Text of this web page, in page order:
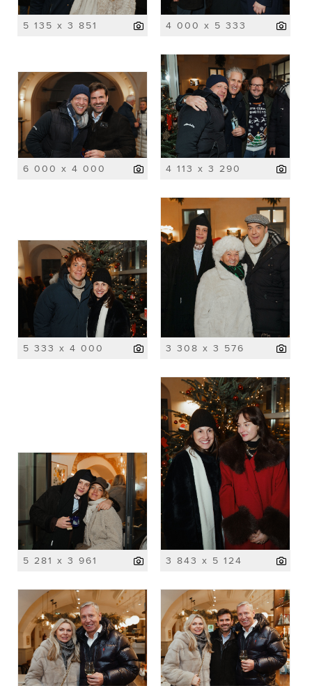
5 135 x 3 851 4 000 x 5 333
6 000 x 4 000 4 113 x 3 290
5 333 x 4 000 3 308 x 3 576
5 281 x 3 961 3 843 x 5 124